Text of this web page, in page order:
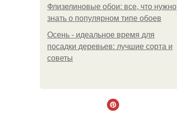
Флизелиновые обои: все, что нужно
знать о популярном типе обоев
Осень - идеальное время для
посадки деревьев: лучшие сорта и
советы